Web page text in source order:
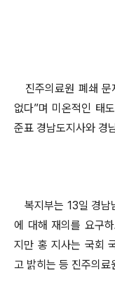
진주의료원 폐쇄 문
없다”며 미온적인 태
준표 경남도지사와 경
복지부는 13일 경남
에 대해 재의를 요구
지만 홍 지사는 국회
고 밝히는 등 진주의